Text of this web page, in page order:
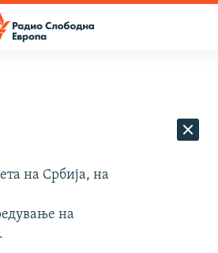
на Србија, на
на